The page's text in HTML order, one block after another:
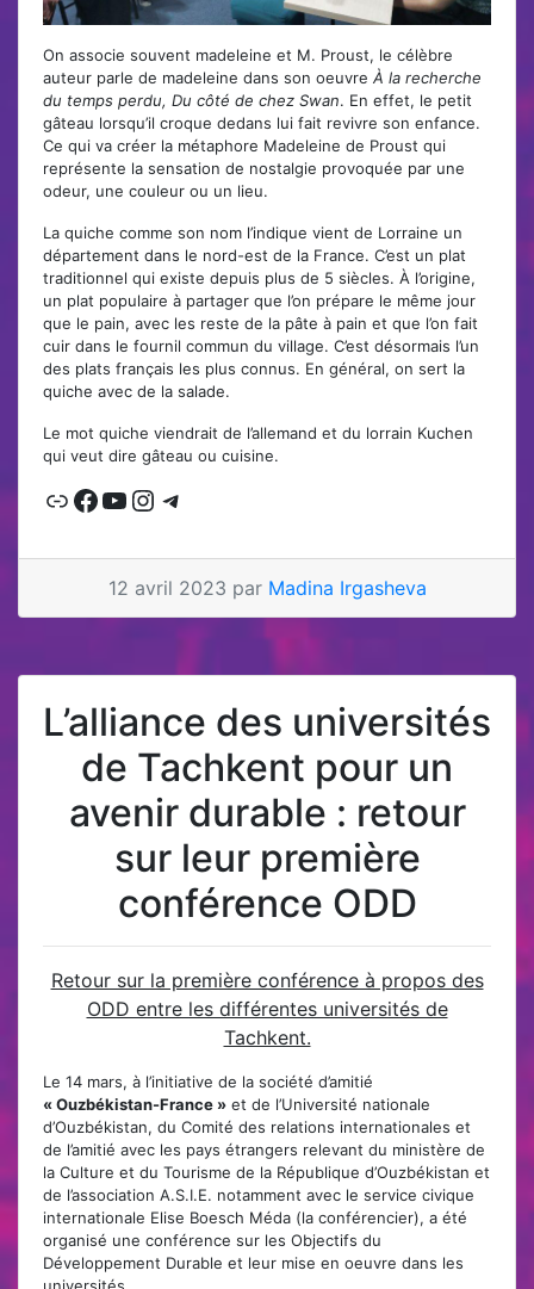
On associe souvent madeleine et M. Proust, le célèbre
auteur parle de madeleine dans son oeuvre À la recherche
du temps perdu, Du côté de chez Swan. En effet, le petit
gâteau lorsqu’il croque dedans lui fait revivre son enfance.
Ce qui va créer la métaphore Madeleine de Proust qui
représente la sensation de nostalgie provoquée par une
odeur, une couleur ou un lieu.
La quiche comme son nom l’indique vient de Lorraine un
département dans le nord-est de la France. C’est un plat
traditionnel qui existe depuis plus de 5 siècles. À l’origine,
un plat populaire à partager que l’on prépare le même jour
que le pain, avec les reste de la pâte à pain et que l’on fait
cuir dans le fournil commun du village. C’est désormais l’un
des plats français les plus connus. En général, on sert la
quiche avec de la salade.
Le mot quiche viendrait de l’allemand et du lorrain Kuchen
qui veut dire gâteau ou cuisine.
LienFacebook
YouTube
Instagram
Telegram
12 avril 2023 par Madina Irgasheva
L’alliance des universités
de Tachkent pour un
avenir durable : retour
sur leur première
conférence ODD
Retour sur la première conférence à propos des
ODD entre les différentes universités de
Tachkent.
Le 14 mars, à l’initiative de la société d’amitié
« Ouzbékistan-France » et de l’Université nationale
d’Ouzbékistan, du Comité des relations internationales et
de l’amitié avec les pays étrangers relevant du ministère de
la Culture et du Tourisme de la République d’Ouzbékistan et
de l’association A.S.I.E. notamment avec le service civique
internationale Elise Boesch Méda (la conférencier), a été
organisé une conférence sur les Objectifs du
Développement Durable et leur mise en oeuvre dans les